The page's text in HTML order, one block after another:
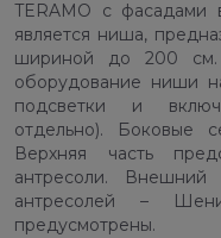
TERAMO с фасадами
является ниша,
шириной до 200 см.
оборудование ниши
подсветки и
отдельно). Боковые
Верхняя часть
антресоли.
антресолей –
предусмотрены.